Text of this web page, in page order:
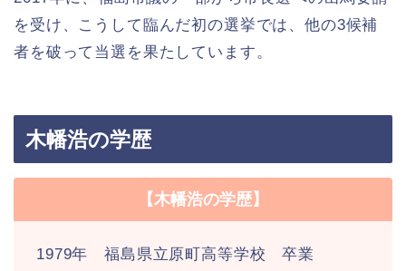
を受け、こうして臨んだ初の選挙では、他の3候補
者を破って当選を果たしています。
木幡浩の学歴
【木幡浩の学歴】
1979年 福島県立原町高等学校 卒業